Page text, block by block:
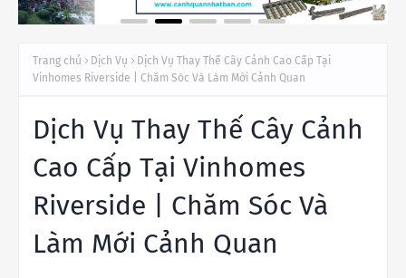
Trang chủ Dịch Vụ
Dịch Vụ Thay Thế Cây Cảnh Cao Cấp Tại
Vinhomes Riverside | Chăm Sóc Và Làm Mới Cảnh Quan
Dịch Vụ Thay Thế Cây Cảnh
Cao Cấp Tại Vinhomes
Riverside | Chăm Sóc Và
Làm Mới Cảnh Quan